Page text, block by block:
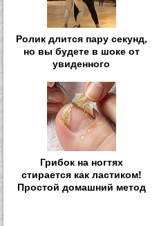
Ролик длится пару секунд,
но вы будете в шоке от
увиденного
Грибок на ногтях
стирается как ластиком!
Простой домашний метод